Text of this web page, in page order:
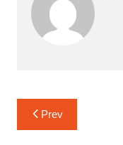
Navigasi
pos
Prev